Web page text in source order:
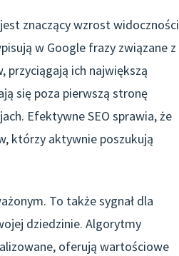
znaczący wzrost widoczności
w Google frazy związane z
przyciągają ich największą
się poza pierwszą stronę
Efektywne SEO sprawia, że
którzy aktywnie poszukują
To także sygnał dla
dziedzinie. Algorytmy
oferują wartościowe